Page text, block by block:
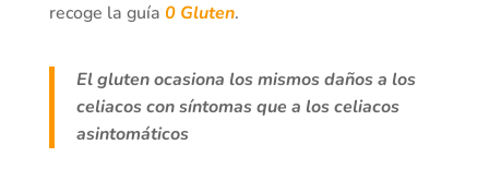
recoge la guía 0 Gluten.
El gluten ocasiona los mismos daños a los
celiacos con síntomas que a los celiacos
asintomáticos